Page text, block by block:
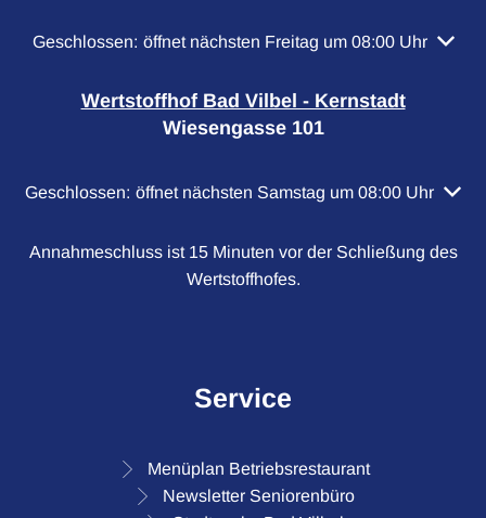
Klicken, um weitere Öffnungs- oder Schließzeiten
Geschlossen: öffnet nächsten Freitag um 08:00 Uhr
Wertstoffhof Bad Vilbel - Kernstadt
Wiesengasse 101
Klicken, um weitere Öffnungs- oder Schließzeiten
Geschlossen: öffnet nächsten Samstag um 08:00 Uhr
Annahmeschluss ist 15 Minuten vor der Schließung des
Wertstoffhofes.
Service
Menüplan Betriebsrestaurant
Newsletter Seniorenbüro